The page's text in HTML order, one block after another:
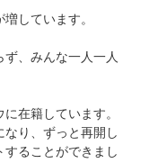
しています。
、みんな一人一人
在籍しています。
り、ずっと再開し
ることができまし